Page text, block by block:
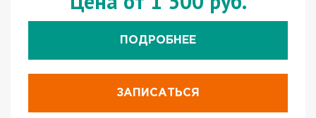
ПОДРОБНЕЕ
ЗАПИСАТЬСЯ